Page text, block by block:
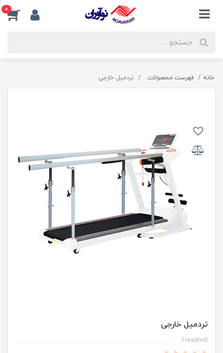
0
خانه فهرست محصولات تردمیل خارجی
تردمیل خارجی
Treadmill